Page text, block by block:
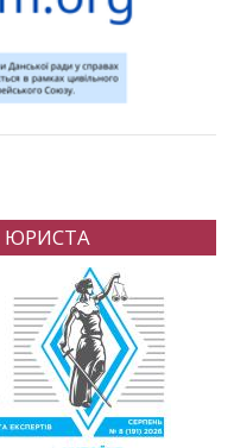
ЮРИСТА